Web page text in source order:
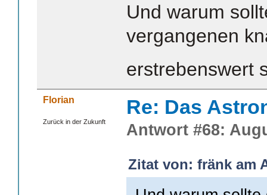
Und warum
vergangenen
erstrebenswert
Florian
Zurück in der Zukunft
Re: Das
Antwort #68:
Zitat von: fränk am